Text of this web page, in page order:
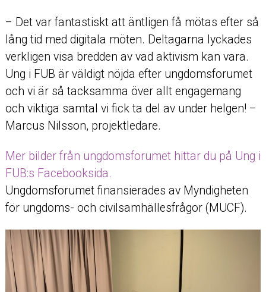
– Det var fantastiskt att äntligen få mötas efter så
lång tid med digitala möten. Deltagarna lyckades
verkligen visa bredden av vad aktivism kan vara.
Ung i FUB är väldigt nöjda efter ungdomsforumet
och vi är så tacksamma över allt engagemang
och viktiga samtal vi fick ta del av under helgen! –
Marcus Nilsson, projektledare.
Mer bilder från ungdomsforumet hittar du på Ung i
FUB:s Facebooksida.
Ungdomsforumet finansierades av Myndigheten
för ungdoms- och civilsamhällesfrågor (MUCF).